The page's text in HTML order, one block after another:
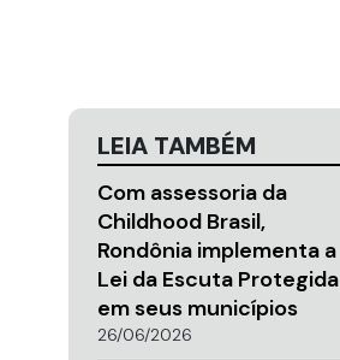
LEIA TAMBÉM
Com assessoria da
Childhood Brasil,
Rondônia implementa a
Lei da Escuta Protegida
em seus municípios
26/06/2026